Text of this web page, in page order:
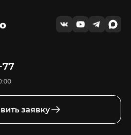
заявку